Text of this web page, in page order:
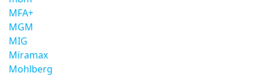
MFA+
MGM
MIG
Miramax
Mohlberg